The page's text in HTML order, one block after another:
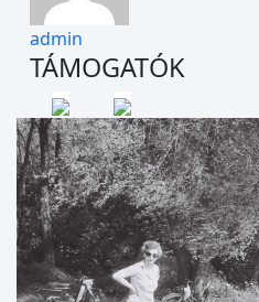
admin
TÁMOGATÓK